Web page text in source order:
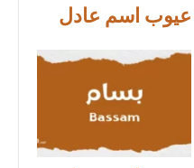
عيوب اسم عادل